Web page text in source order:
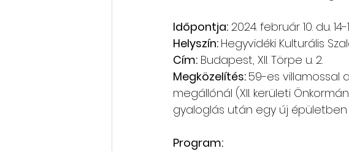
Oktatás, továbbképzés
Időpontja: 2024. február 10. du.
Helyszín: Hegyvidéki Kulturális
Cím: Budapest, XII. Törpe u. 2.
Megközelítés: 59-es villamossal
megállónál (XII. kerületi
gyaloglás után egy új
Program: